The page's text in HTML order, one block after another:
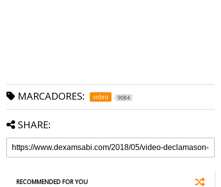
MARCADORES: video 9084
SHARE:
RECOMMENDED FOR YOU